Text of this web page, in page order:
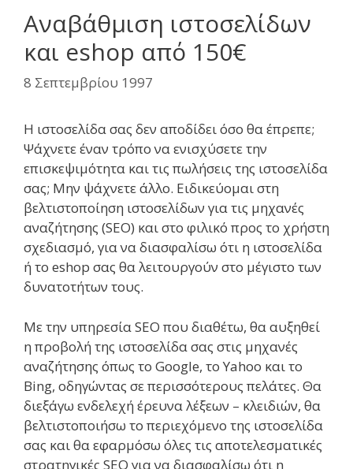
Αναβάθμιση ιστοσελίδων
και eshop από 150€
8 Σεπτεμβρίου 1997
Η ιστοσελίδα σας δεν αποδίδει όσο θα έπρεπε;
Ψάχνετε έναν τρόπο να ενισχύσετε την
επισκεψιμότητα και τις πωλήσεις της ιστοσελίδα
σας; Μην ψάχνετε άλλο. Ειδικεύομαι στη
βελτιστοποίηση ιστοσελίδων για τις μηχανές
αναζήτησης (SEO) και στο φιλικό προς το χρήστη
σχεδιασμό, για να διασφαλίσω ότι η ιστοσελίδα
ή το eshop σας θα λειτουργούν στο μέγιστο των
δυνατοτήτων τους.
Με την υπηρεσία SEO που διαθέτω, θα αυξηθεί
η προβολή της ιστοσελίδα σας στις μηχανές
αναζήτησης όπως το Google, το Yahoo και το
Bing, οδηγώντας σε περισσότερους πελάτες. Θα
διεξάγω ενδελεχή έρευνα λέξεων – κλειδιών, θα
βελτιστοποιήσω το περιεχόμενο της ιστοσελίδα
σας και θα εφαρμόσω όλες τις αποτελεσματικές
στρατηγικές SEO για να διασφαλίσω ότι η